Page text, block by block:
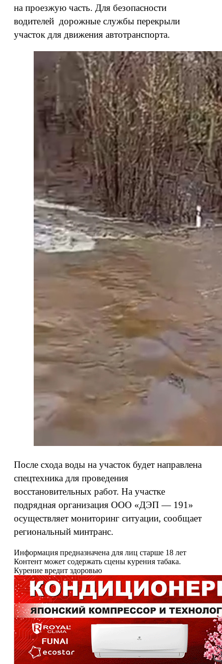
на проезжую часть. Для безопасности
водителей дорожные службы перекрыли
участок для движения автотранспорта.
После схода воды на участок будет направлена
спецтехника для проведения
восстановительных работ. На участке
подрядная организация ООО «ДЭП — 191»
осуществляет мониторинг ситуации, сообщает
региональный минтранс.
Информация предназначена для лиц старше 18 лет
Контент может содержать сцены курения табака.
Курение вредит здоровью